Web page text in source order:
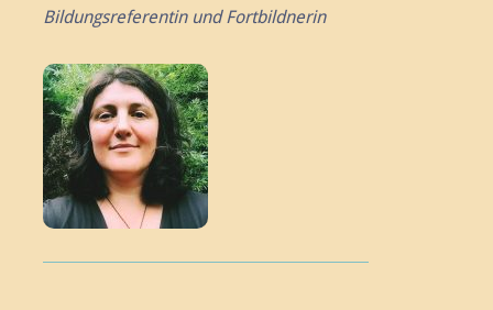
Bildungsreferentin und Fortbildnerin